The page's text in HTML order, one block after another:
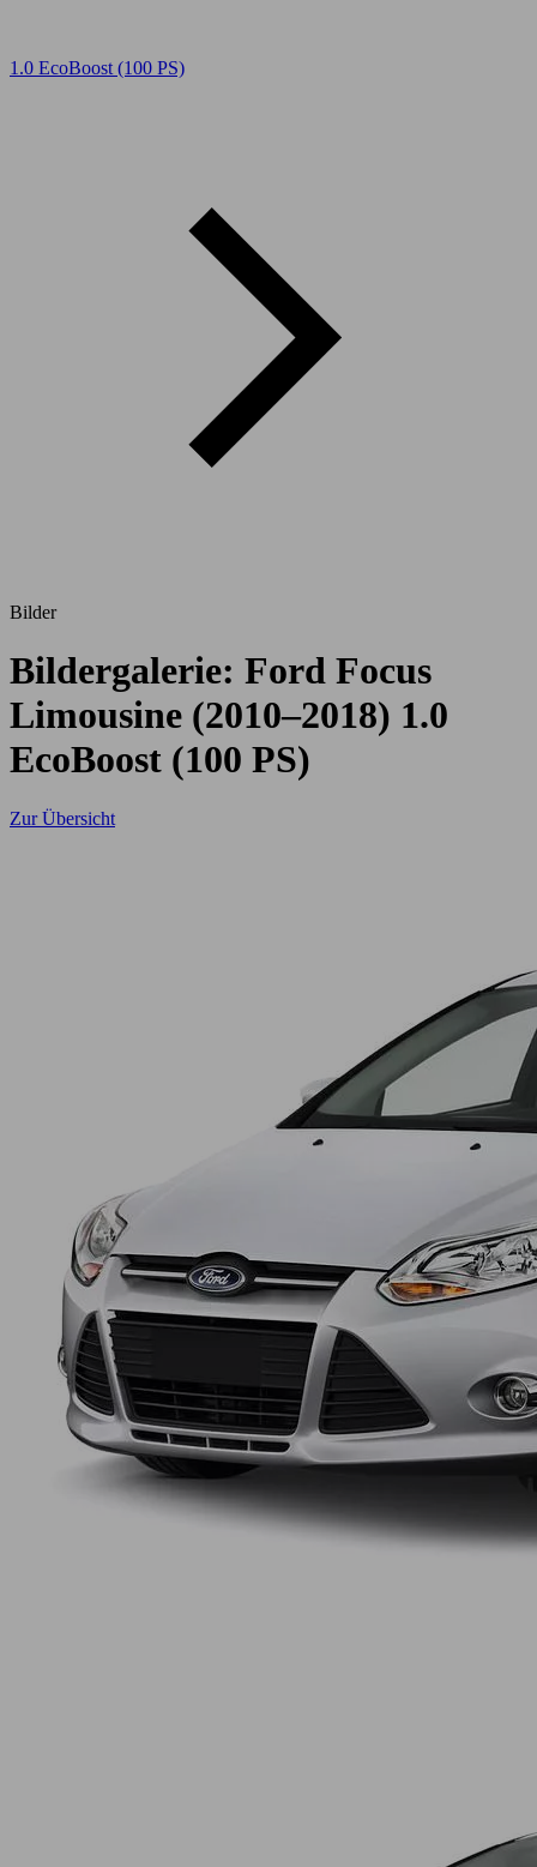
1.0 EcoBoost (100 PS)
Bilder
Bildergalerie: Ford Focus
Limousine (2010–2018) 1.0
EcoBoost (100 PS)
Zur Übersicht